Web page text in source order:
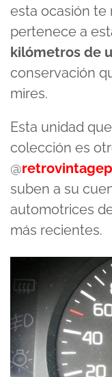
esta ocasión te
pertenece a
kilómetros de
conservación
mires.
Esta unidad
colección es
@
suben a su
automotrices
más recientes.